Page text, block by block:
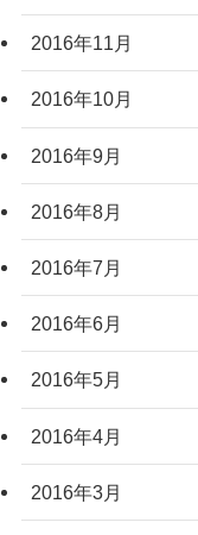
2016年11月
2016年10月
2016年9月
2016年8月
2016年7月
2016年6月
2016年5月
2016年4月
2016年3月